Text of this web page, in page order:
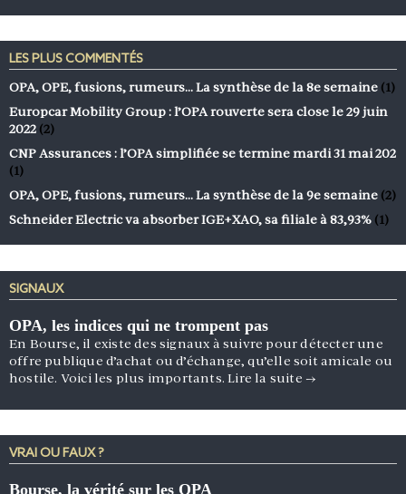
LES PLUS COMMENTÉS
OPA, OPE, fusions, rumeurs… La synthèse de la 8e semaine (1)
Europcar Mobility Group : l’OPA rouverte sera close le 29 juin
2022 (2)
CNP Assurances : l’OPA simplifiée se termine mardi 31 mai 202
(1)
OPA, OPE, fusions, rumeurs… La synthèse de la 9e semaine (2)
Schneider Electric va absorber IGE+XAO, sa filiale à 83,93% (1)
SIGNAUX
OPA, les indices qui ne trompent pas
En Bourse, il existe des signaux à suivre pour détecter une
offre publique d’achat ou d’échange, qu’elle soit amicale ou
hostile. Voici les plus importants.Lire la suite →
VRAI OU FAUX ?
Bourse, la vérité sur les OPA